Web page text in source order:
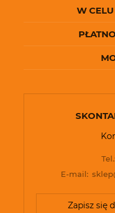
W
E-mail:
Zapisz się